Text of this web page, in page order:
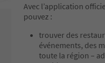
Avec l’application
pouvez :
trouver des
événements, des
toute la région –